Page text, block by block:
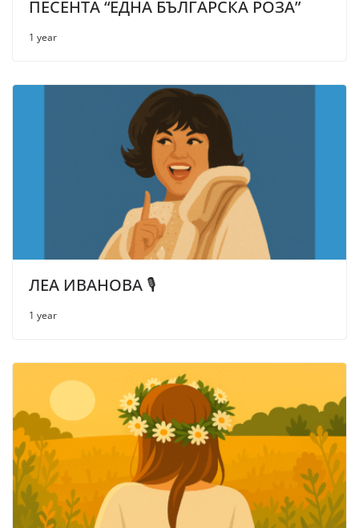
ПЕСЕНТА “ЕДНА БЪЛГАРСКА РОЗА”
1 year
ЛЕА ИВАНОВА 🎙
1 year